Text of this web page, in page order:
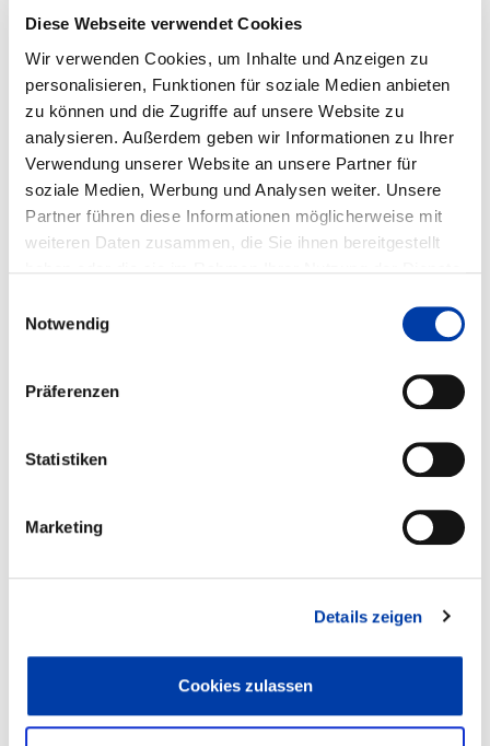
Diese Webseite verwendet Cookies
Wir verwenden Cookies, um Inhalte und Anzeigen zu
personalisieren, Funktionen für soziale Medien anbieten
zu können und die Zugriffe auf unsere Website zu
analysieren. Außerdem geben wir Informationen zu Ihrer
Verwendung unserer Website an unsere Partner für
soziale Medien, Werbung und Analysen weiter. Unsere
Partner führen diese Informationen möglicherweise mit
weiteren Daten zusammen, die Sie ihnen bereitgestellt
Notwendig
Präferenzen
Statistiken
Marketing
Details zeigen
Cookies zulassen
SPANENDEN BEARBEITUNG
DVS-Nr.: 02.057 /
IGF-Nr.: 16.033 B
Laufzeit: 01.04.2009 - 30.09.2011
FA 09
GEWINDEBOLZENSCHWEISSVERBINDUNGEN U
DVS-Nr.: 09.048 /
Laufzeit: 01.04.2009 - 31.03.2011